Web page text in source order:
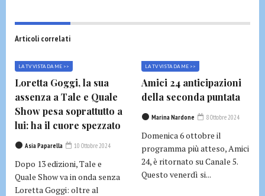
Articoli correlati
LA TV VISTA DA ME >>
Loretta Goggi, la sua
assenza a Tale e Quale
Show pesa soprattutto a
lui: ha il cuore spezzato
Asia Paparella 10 Ottobre 2024
Dopo 13 edizioni, Tale e
Quale Show va in onda senza
Loretta Goggi: oltre al
LA TV VISTA DA ME >>
Amici 24 anticipazioni
della seconda puntata
Marina Nardone 8 Ottobre 2024
Domenica 6 ottobre il
programma più atteso, Amici
24, è ritornato su Canale 5.
Questo venerdì si...